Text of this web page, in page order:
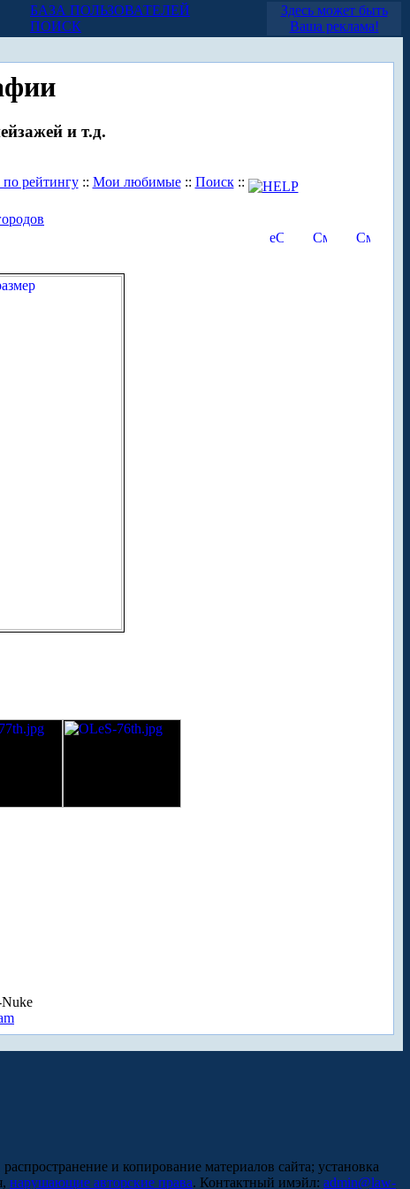
БАЗА ПОЛЬЗОВАТЕЛЕЙ
ПОИСК
Здесь может быть
Ваша реклама!
и т.д.
рейтингу:: Мои любимые:: Поиск::
и копирование материалов сайта; установка
нарушающие авторские права. Контактный имэйл: admin@law-